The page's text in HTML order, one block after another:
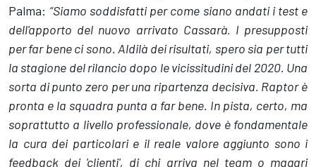
Palma: “Siamo soddisfatti per come siano andati i test e
dell'apporto del nuovo arrivato Cassarà. I presupposti
per far bene ci sono. Aldilà dei risultati, spero sia per tutti
la stagione del rilancio dopo le vicissitudini del 2020. Una
sorta di punto zero per una ripartenza decisiva. Raptor è
pronta e la squadra punta a far bene. In pista, certo, ma
soprattutto a livello professionale, dove è fondamentale
la cura dei particolari e il reale valore aggiunto sono i
feedback dei 'clienti', di chi arriva nel team o magari